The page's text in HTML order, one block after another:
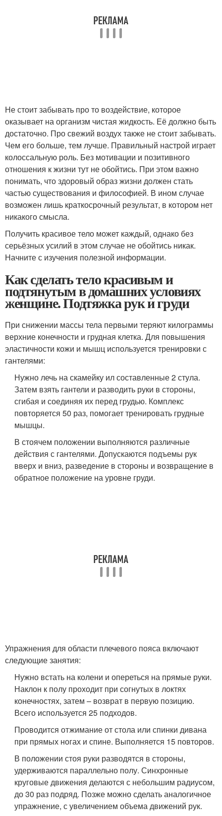
Не стоит забывать про то воздействие, которое
оказывает на организм чистая жидкость. Её должно быть
достаточно. Про свежий воздух также не стоит забывать.
Чем его больше, тем лучше. Правильный настрой играет
колоссальную роль. Без мотивации и позитивного
отношения к жизни тут не обойтись. При этом важно
понимать, что здоровый образ жизни должен стать
частью существования и философией. В ином случае
возможен лишь краткосрочный результат, в котором нет
никакого смысла.
Получить красивое тело может каждый, однако без
серьёзных усилий в этом случае не обойтись никак.
Начните с изучения полезной информации.
Как сделать тело красивым и
подтянутым в домашних условиях
женщине. Подтяжка рук и груди
При снижении массы тела первыми теряют килограммы
верхние конечности и грудная клетка. Для повышения
эластичности кожи и мышц используется тренировки с
гантелями:
Нужно лечь на скамейку ил составленные 2 стула.
Затем взять гантели и разводить руки в стороны,
сгибая и соединяя их перед грудью. Комплекс
повторяется 50 раз, помогает тренировать грудные
мышцы.
В стоячем положении выполняются различные
действия с гантелями. Допускаются подъемы рук
вверх и вниз, разведение в стороны и возвращение в
обратное положение на уровне груди.
Упражнения для области плечевого пояса включают
следующие занятия:
Нужно встать на колени и опереться на прямые руки.
Наклон к полу проходит при согнутых в локтях
конечностях, затем – возврат в первую позицию.
Всего используется 25 подходов.
Проводится отжимание от стола или спинки дивана
при прямых ногах и спине. Выполняется 15 повторов.
В положении стоя руки разводятся в стороны,
удерживаются параллельно полу. Синхронные
круговые движения делаются с небольшим радиусом,
до 30 раз подряд. Позже можно сделать аналогичное
упражнение, с увеличением объема движений рук.